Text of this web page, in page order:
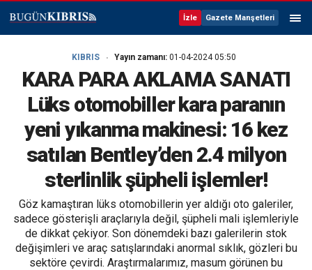
İzle Gazete Manşetleri
KIBRIS Yayın zamanı: 01-04-2024 05:50
KARA PARA AKLAMA SANATI
Lüks otomobiller kara paranın
yeni yıkanma makinesi: 16 kez
satılan Bentley’den 2.4 milyon
sterlinlik şüpheli işlemler!
Göz kamaştıran lüks otomobillerin yer aldığı oto galeriler,
sadece gösterişli araçlarıyla değil, şüpheli mali işlemleriyle
de dikkat çekiyor. Son dönemdeki bazı galerilerin stok
değişimleri ve araç satışlarındaki anormal sıklık, gözleri bu
sektöre çevirdi. Araştırmalarımız, masum görünen bu